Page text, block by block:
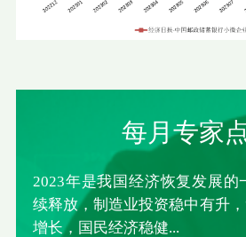
每月专家
2023年是我国经济恢复发展的
续释放，制造业投资稳中有升
增长，国民经济稳健...